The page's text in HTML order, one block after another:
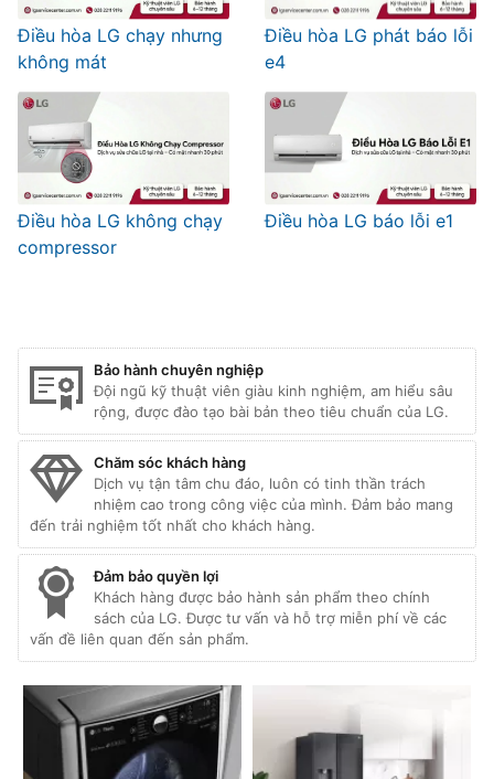
Điều hòa LG chạy nhưng
không mát
Điều hòa LG phát báo lỗi
e4
Điều hòa LG không chạy
compressor
Điều hòa LG báo lỗi e1
Bảo hành chuyên nghiệp
Đội ngũ kỹ thuật viên giàu kinh nghiệm, am hiểu sâu
rộng, được đào tạo bài bản theo tiêu chuẩn của LG.
Chăm sóc khách hàng
Dịch vụ tận tâm chu đáo, luôn có tinh thần trách
nhiệm cao trong công việc của mình. Đảm bảo mang
đến trải nghiệm tốt nhất cho khách hàng.
Đảm bảo quyền lợi
Khách hàng được bảo hành sản phẩm theo chính
sách của LG. Được tư vấn và hỗ trợ miễn phí về các
vấn đề liên quan đến sản phẩm.